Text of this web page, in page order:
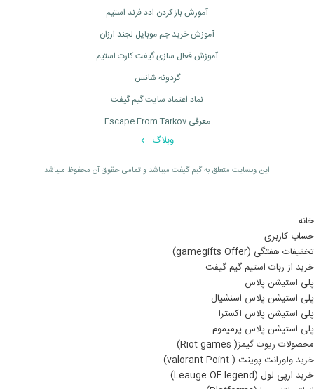
آموزش باز کردن ادد فرند استیم
آموزش خرید جم موبایل لجند ارزان
آموزش فعال سازی گیفت کارت استیم
گردونه شانس
نماد اعتماد سایت گیم گیفت
معرفی Escape From Tarkov
وبلاگ
اين وبسايت متعلق به گیم گیفت ميباشد و تمامی حقوق آن محفوظ ميباشد
خانه
حساب کاربری
تخفیفات هفتگی (gamegifts Offer)
خرید از ربات استیم گیم گیفت
پلی استیشن پلاس
پلی استیشن پلاس اسنشیال
پلی استیشن پلاس اکسترا
پلی استیشن پلاس پرمیموم
محصولات ریوت گیمز( Riot games)
خرید ولورانت پوینت ( valorant Point)
خرید ارپی لول (Leauge OF legend)